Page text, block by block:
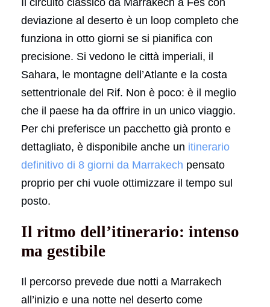
Il circuito classico da Marrakech a Fès con
deviazione al deserto è un loop completo che
funziona in otto giorni se si pianifica con
precisione. Si vedono le città imperiali, il
Sahara, le montagne dell’Atlante e la costa
settentrionale del Rif. Non è poco: è il meglio
che il paese ha da offrire in un unico viaggio.
Per chi preferisce un pacchetto già pronto e
dettagliato, è disponibile anche un itinerario
definitivo di 8 giorni da Marrakech pensato
proprio per chi vuole ottimizzare il tempo sul
posto.
Il ritmo dell’itinerario: intenso
ma gestibile
Il percorso prevede due notti a Marrakech
all’inizio e una notte nel deserto come